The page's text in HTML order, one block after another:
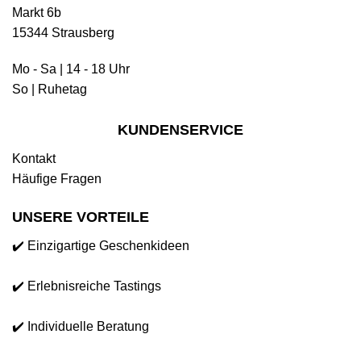
Markt 6b
15344 Strausberg
Mo - Sa | 14 - 18 Uhr
So | Ruhetag
KUNDENSERVICE
Kontakt
Häufige Fragen
UNSERE VORTEILE
✔️ Einzigartige Geschenkideen
✔️ Erlebnisreiche Tastings
✔️ Individuelle Beratung